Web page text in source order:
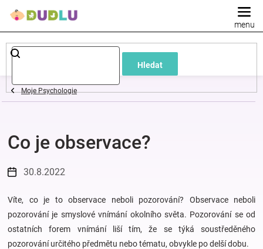
Hledat
Dětské
a
oblečení
Pokojíček
a
kojenecká
Moje Psychologie
Co je observace?
30.8.2022
Víte, co je to observace neboli pozorování? Observace neboli
pozorování je smyslové vnímání okolního světa. Pozorování se od
ostatních forem vnímání liší tím, že se týká soustředěného
pozorování určitého předmětu nebo tématu, obvykle po delší dobu.